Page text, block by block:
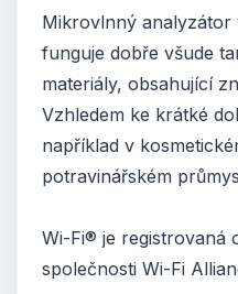
Mikrovlnný analyzátor
funguje dobře všude
materiály, obsahující
Vzhledem ke krátké
například v
potravinářském
Wi-Fi® je registrovaná
společnosti Wi-Fi